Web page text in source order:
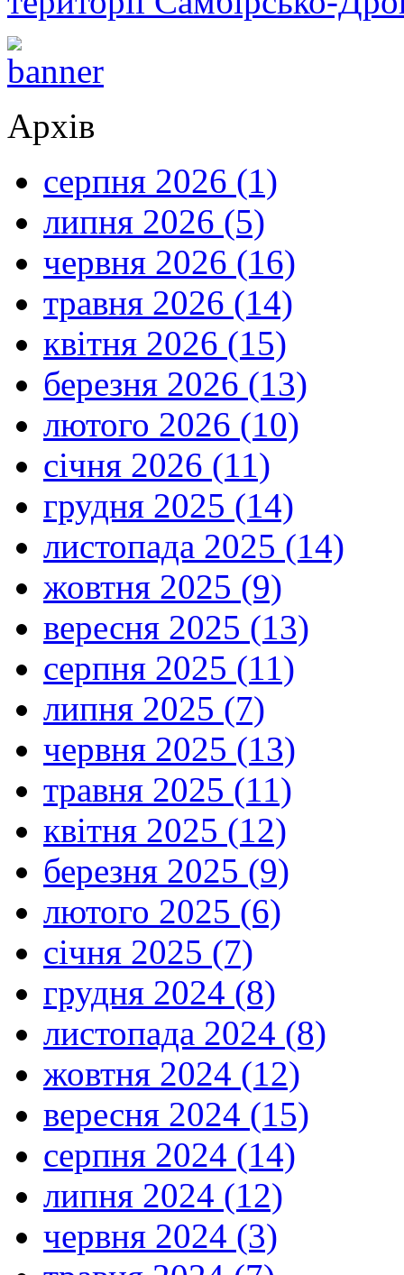
Архів
серпня 2026 (1)
липня 2026 (5)
червня 2026 (16)
травня 2026 (14)
квітня 2026 (15)
березня 2026 (13)
лютого 2026 (10)
січня 2026 (11)
грудня 2025 (14)
листопада 2025 (14)
жовтня 2025 (9)
вересня 2025 (13)
серпня 2025 (11)
липня 2025 (7)
червня 2025 (13)
травня 2025 (11)
квітня 2025 (12)
березня 2025 (9)
лютого 2025 (6)
січня 2025 (7)
грудня 2024 (8)
листопада 2024 (8)
жовтня 2024 (12)
вересня 2024 (15)
серпня 2024 (14)
липня 2024 (12)
червня 2024 (3)